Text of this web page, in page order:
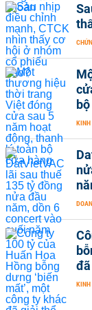
KINH
KINH